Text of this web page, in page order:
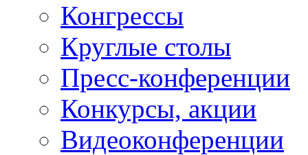
Конгрессы
Круглые столы
Пресс-конференции
Конкурсы, акции
Видеоконференции